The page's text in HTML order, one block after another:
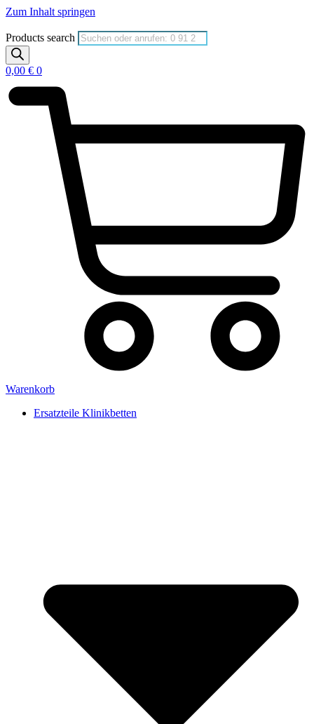
Zum Inhalt springen
Products search
0,00 € 0
Warenkorb
Ersatzteile Klinikbetten